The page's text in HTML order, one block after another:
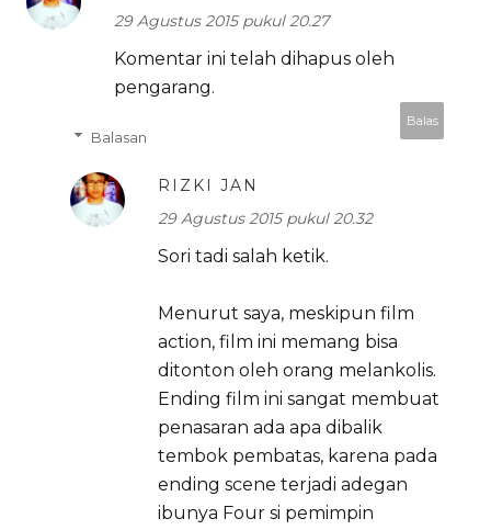
29 Agustus 2015 pukul 20.27
Komentar ini telah dihapus oleh
pengarang.
Balas
Balasan
RIZKI JAN
29 Agustus 2015 pukul 20.32
Sori tadi salah ketik.
Menurut saya, meskipun film
action, film ini memang bisa
ditonton oleh orang melankolis.
Ending film ini sangat membuat
penasaran ada apa dibalik
tembok pembatas, karena pada
ending scene terjadi adegan
ibunya Four si pemimpin